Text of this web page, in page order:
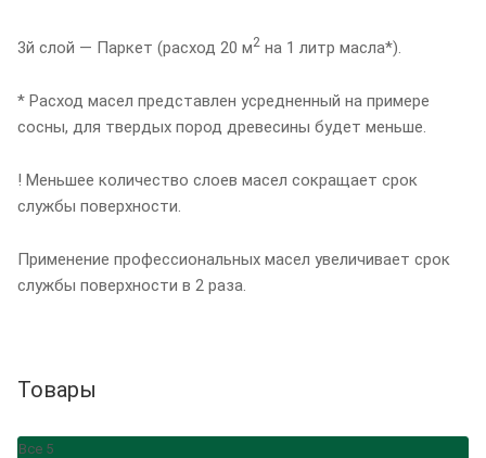
3й слой — Паркет (расход 20 м2 на 1 литр масла*).
* Расход масел представлен усредненный на примере
сосны, для твердых пород древесины будет меньше.
! Меньшее количество слоев масел сокращает срок
службы поверхности.
Применение профессиональных масел увеличивает срок
службы поверхности в 2 раза.
Товары
Все 5